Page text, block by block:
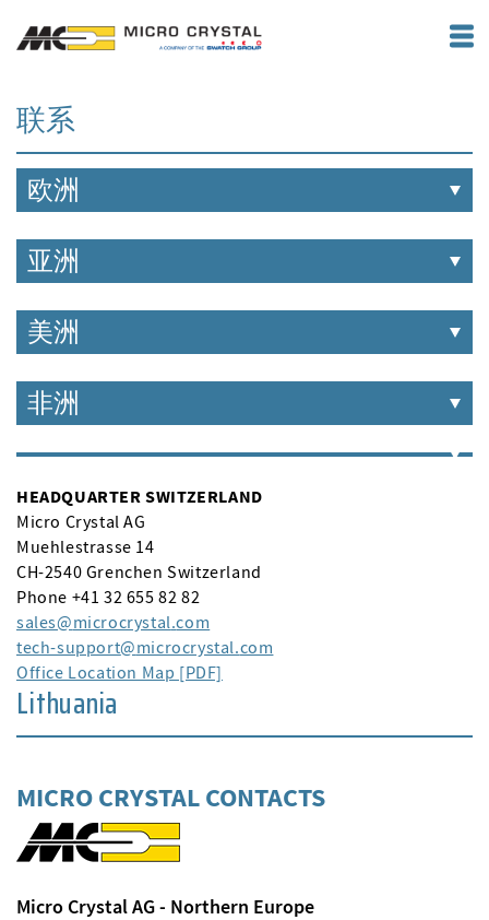
联系
欧洲
亚洲
美洲
非洲
HEADQUARTER SWITZERLAND
Micro Crystal AG
Muehlestrasse 14
CH-2540 Grenchen Switzerland
Phone +41 32 655 82 82
sales
microcrystal com
tech-support
microcrystal com
Office Location Map [PDF]
Lithuania
MICRO CRYSTAL CONTACTS
Micro Crystal AG - Northern Europe